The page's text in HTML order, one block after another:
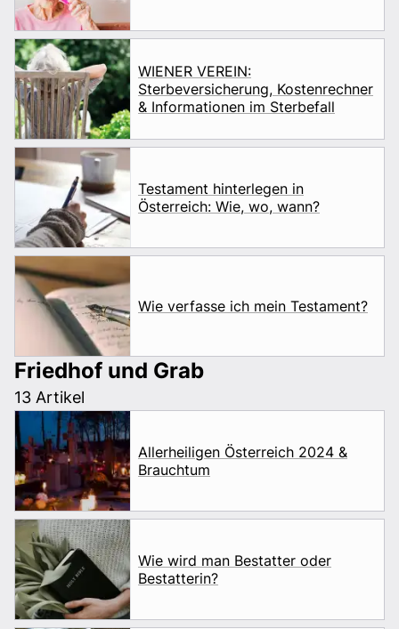
WIENER VEREIN:
Sterbeversicherung, Kostenrechner
& Informationen im Sterbefall
Testament hinterlegen in
Österreich: Wie, wo, wann?
Wie verfasse ich mein Testament?
Friedhof und Grab
13 Artikel
Allerheiligen Österreich 2024 &
Brauchtum
Wie wird man Bestatter oder
Bestatterin?